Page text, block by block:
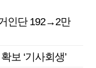
인단 192→2만
보 ‘기사회생’